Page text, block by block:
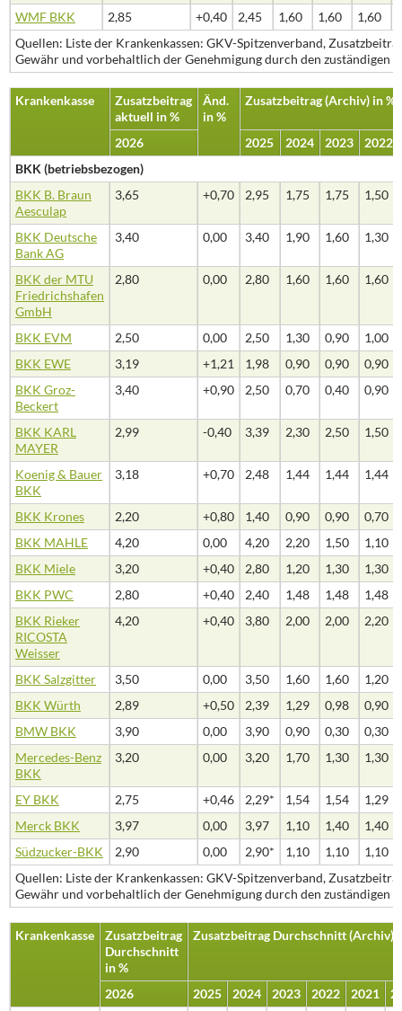
WMF BKK
2,85 +0,40 2,45 1,60 1,60 1,60
Quellen: Liste der Krankenkassen: GKV-Spitzenverband,
Gewähr und vorbehaltlich der Genehmigung durch den zuständigen
Krankenkasse
Zusatzbeitrag
aktuell in %
Änd.
in %
Zusatzbeitrag (Archiv) in %
2026 2025 2024 2023
2022
BKK (betriebsbezogen)
BKK B. Braun
Aesculap
3,65 +0,70 2,95 1,75 1,75 1,50
BKK Deutsche
Bank AG
3,40 0,00 3,40 1,90 1,60 1,30
BKK der MTU
Friedrichshafen
GmbH
2,80 0,00 2,80 1,60 1,60 1,60
BKK EVM 2,50 0,00 2,50 1,30 0,90
1,00
BKK EWE
3,19 +1,21 1,98 0,90 0,90
0,90
BKK Groz-
Beckert
3,40 +0,90 2,50 0,70 0,40 0,90
BKK KARL
MAYER
2,99 -0,40 3,39 2,30 2,50 1,50
Koenig & Bauer
BKK
3,18 +0,70 2,48 1,44 1,44 1,44
BKK Krones 2,20 +0,80 1,40 0,90 0,90
0,70
BKK MAHLE
4,20 0,00 4,20 2,20 1,50
1,10
BKK Miele
3,20 +0,40 2,80 1,20 1,30
1,30
BKK PWC
2,80 +0,40 2,40 1,48 1,48
1,48
BKK Rieker
RICOSTA
Weisser
4,20 +0,40 3,80 2,00 2,00 2,20
BKK Salzgitter 3,50 0,00 3,50 1,60 1,60
1,20
BKK Würth
2,89 +0,50 2,39 1,29 0,98
0,90
BMW BKK
3,90 0,00 3,90 0,90 0,30
0,30
Mercedes-Benz
BKK
3,20 0,00 3,20 1,70 1,30 1,30
EY BKK 2,75 +0,46 2,29* 1,54 1,54
1,29
Merck BKK
3,97 0,00 3,97 1,10 1,40
1,40
Südzucker-BKK
2,90 0,00 2,90* 1,10 1,10
1,10
Quellen: Liste der Krankenkassen: GKV-Spitzenverband,
Gewähr und vorbehaltlich der Genehmigung durch den zuständigen
Krankenkasse
Zusatzbeitrag
Durchschnitt
in %
Zusatzbeitrag Durchschnitt (Archiv)
2026 2025 2024 2023 2022 2021